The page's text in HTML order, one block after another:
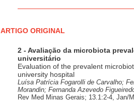
ARTIGO ORIGINAL
2 - Avaliação da microbiota
universitário
Evaluation of the prevalent
university hospital
Luísa Patrícia Fogarolli de Carvalho;
Morandin; Fernanda Azevedo
Rev Med Minas Gerais; 13.1:2-4, Jan/